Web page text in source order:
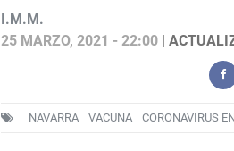
I.M.M.
25 MARZO, 2021 - 22:00|
NAVARRA VACUNA CORONAVIRUS